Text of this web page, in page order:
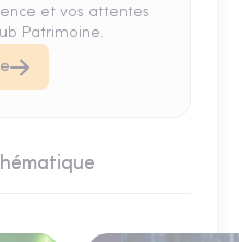
et vos attentes
Patrimoine.